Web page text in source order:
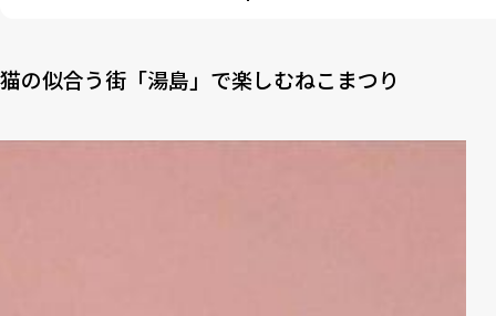
猫の似合う街「湯島」で楽しむねこまつり